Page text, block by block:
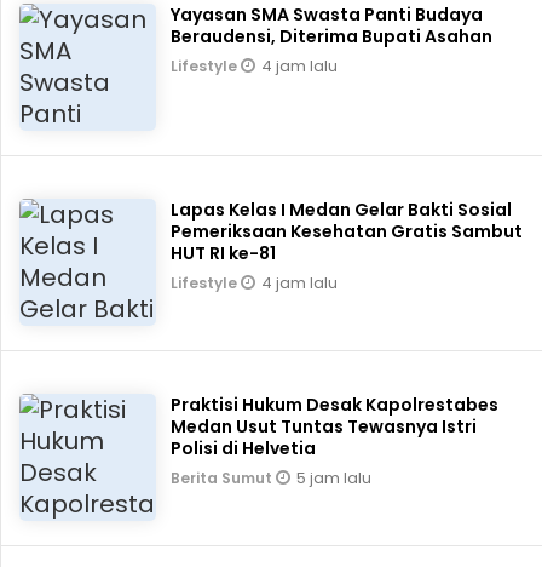
Yayasan SMA Swasta Panti Budaya
Beraudensi, Diterima Bupati Asahan
Lifestyle 4 jam lalu
Lapas Kelas I Medan Gelar Bakti Sosial
Pemeriksaan Kesehatan Gratis Sambut
HUT RI ke-81
Lifestyle 4 jam lalu
Praktisi Hukum Desak Kapolrestabes
Medan Usut Tuntas Tewasnya Istri
Polisi di Helvetia
Berita Sumut 5 jam lalu